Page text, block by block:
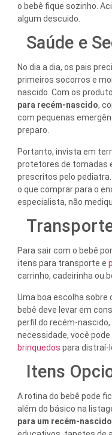
o bebê fique sozinho.
algum descuido.
Saúde e
No dia a dia, os pais
primeiros socorros e
nascido. Com os
para recém-nascido,
com pequenas
preparo.
Portanto, invista em
protetores de tomadas
prescritos pelo
o que comprar para o
especialista, não
Para sair com o bebê
itens para transporte e
carrinho, cadeirinha ou
Uma boa escolha sobre
bebê deve levar em
perfil do recém-nascido,
necessidade, você
brinquedos para distraí-
Itens
A rotina do bebê pode
além do básico na
para um recém-nascido